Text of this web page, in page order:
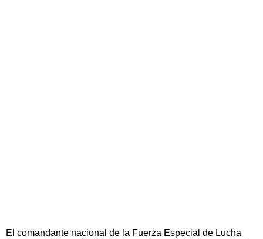
El comandante nacional de la Fuerza Especial de Lucha